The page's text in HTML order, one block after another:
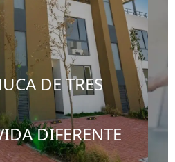
DE TRES
DIFERENTE